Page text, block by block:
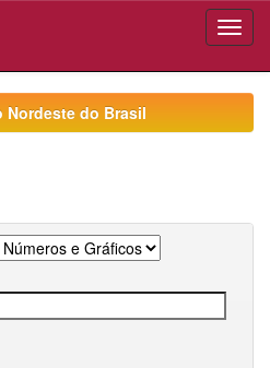
Nordeste do Brasil